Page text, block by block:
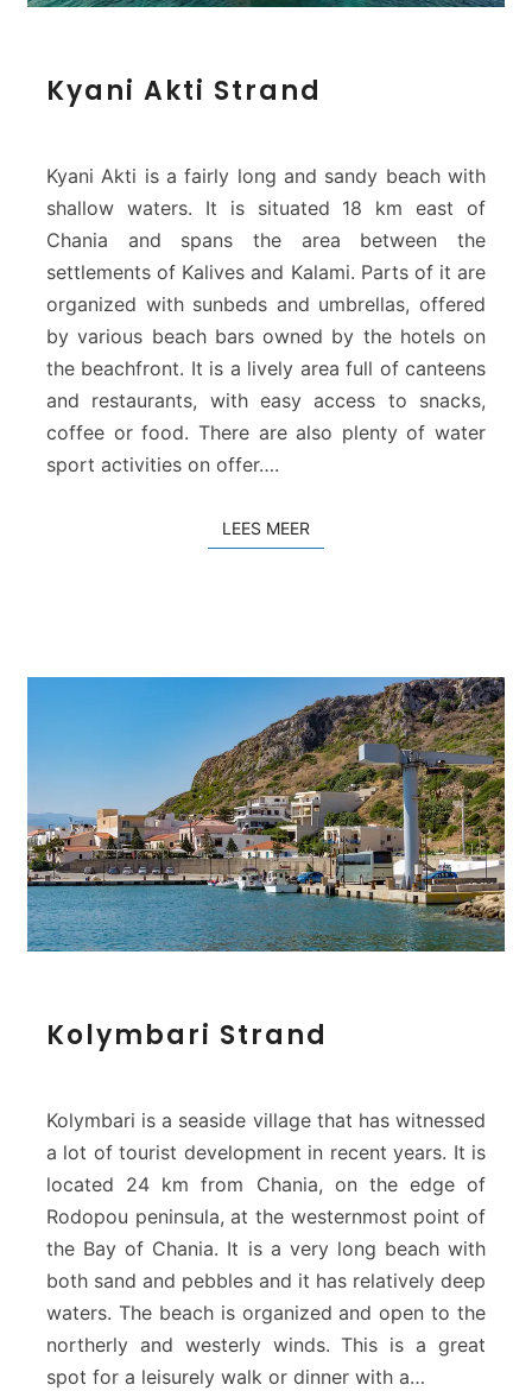
y
i
A
t
i
S
t
a
n
d
Kyani Akti Strand
Kyani Akti is a fairly long and sandy beach with
shallow waters. It is situated 18 km east of
Chania and spans the area between the
settlements of Kalives and Kalami. Parts of it are
organized with sunbeds and umbrellas, offered
by various beach bars owned by the hotels on
the beachfront. It is a lively area full of canteens
and restaurants, with easy access to snacks,
coffee or food. There are also plenty of water
sport activities on offer….
LEES MEER
o
m
r
i
S
t
a
n
d
Kolymbari Strand
Kolymbari is a seaside village that has witnessed
a lot of tourist development in recent years. It is
located 24 km from Chania, on the edge of
Rodopou peninsula, at the westernmost point of
the Bay of Chania. It is a very long beach with
both sand and pebbles and it has relatively deep
waters. The beach is organized and open to the
northerly and westerly winds. This is a great
spot for a leisurely walk or dinner with a…